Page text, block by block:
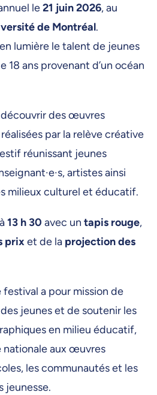
le21 juin 2026, au
de Montréal.
lumière le talent de jeunes
18 ans provenant d’un océan
des œuvres
par la relève créative
réunissant jeunes
artistes ainsi
milieux culturel et éducatif.
13 h 30 avec un tapis rouge,
prixet de la projection des
festival a pour mission de
jeunes et de soutenir les
en milieu éducatif,
aux œuvres
les communautés et les
jeunesse.